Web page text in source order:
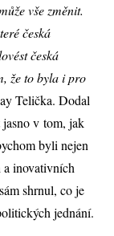
vše změnit.
česká
česká
že to byla i pro
Telička. Dodal
jasno v tom, jak
byli nejen
inovativních
shrnul, co je
jednání.